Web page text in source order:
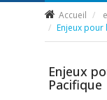
Accueil
Enjeux pour
Enjeux
Pacifique